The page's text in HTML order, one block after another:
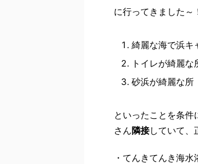
に行ってきました～
綺麗な海で浜キ
トイレが綺麗な
砂浜が綺麗な所
といったことを条件
さん隣接していて、
・てんきてんき海水